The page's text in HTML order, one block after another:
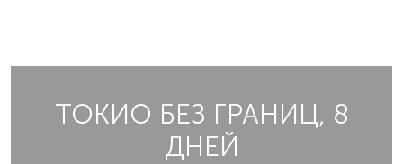
ТОКИО БЕЗ ГРАНИЦ, 8
ДНЕЙ